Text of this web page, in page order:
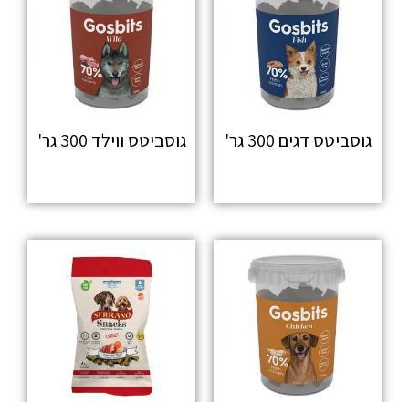
גוסביטס דגים 300 גר' גוסביטס ווילד 300 גר'